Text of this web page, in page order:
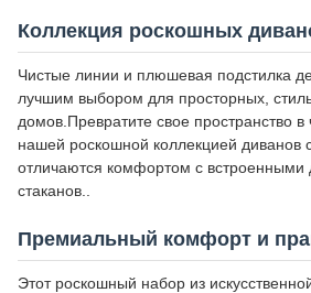
Коллекция роскошных
Чистые линии и плюшевая подстилка
лучшим выбором для просторных,
домов.Превратите свое пространство в
нашей роскошной коллекцией диванов
отличаются комфортом с встроенными
стаканов..
Премиальный комфорт и
Этот роскошный набор из